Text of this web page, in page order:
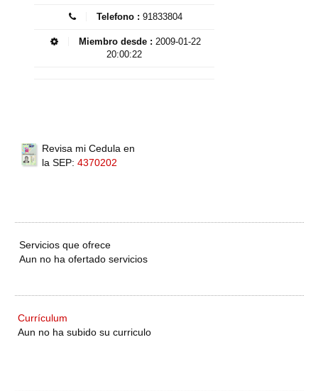
Telefono : 91833804
Miembro desde : 2009-01-22
20:00:22
Revisa mi Cedula en
la SEP: 4370202
Servicios que ofrece
Aun no ha ofertado servicios
Currículum
Aun no ha subido su curriculo